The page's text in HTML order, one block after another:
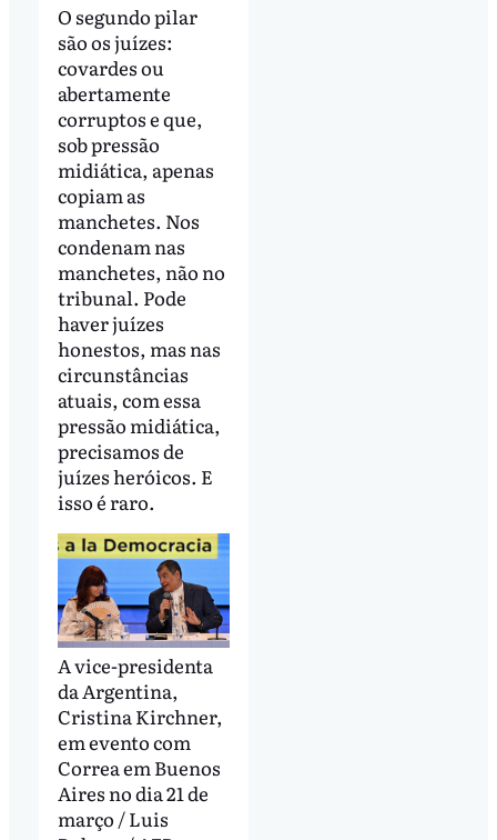
O segundo pilar
são os juízes:
covardes ou
abertamente
corruptos e que,
sob pressão
midiática, apenas
copiam as
manchetes. Nos
condenam nas
manchetes, não no
tribunal. Pode
haver juízes
honestos, mas nas
circunstâncias
atuais, com essa
pressão midiática,
precisamos de
juízes heróicos. E
isso é raro.
A vice-presidenta
da Argentina,
Cristina Kirchner,
em evento com
Correa em Buenos
Aires no dia 21 de
março / Luis